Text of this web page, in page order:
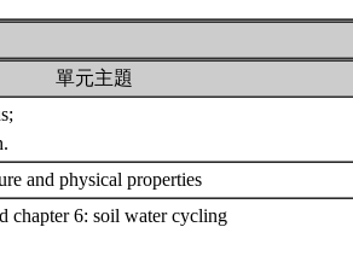
單元主題
and physical properties
chapter 6: soil water cycling